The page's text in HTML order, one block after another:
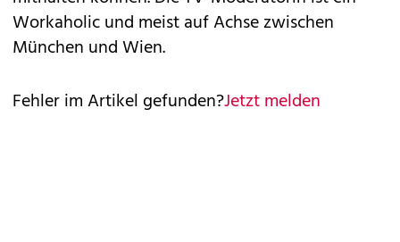
Workaholic und meist auf Achse zwischen
München und Wien.
Fehler im Artikel gefunden?Jetzt melden